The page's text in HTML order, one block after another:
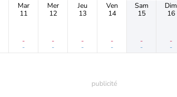
Mar
11
-
-
Mer
12
-
-
Jeu
13
-
-
Ven
14
-
-
Sam
15
-
-
Dim
16
-
-